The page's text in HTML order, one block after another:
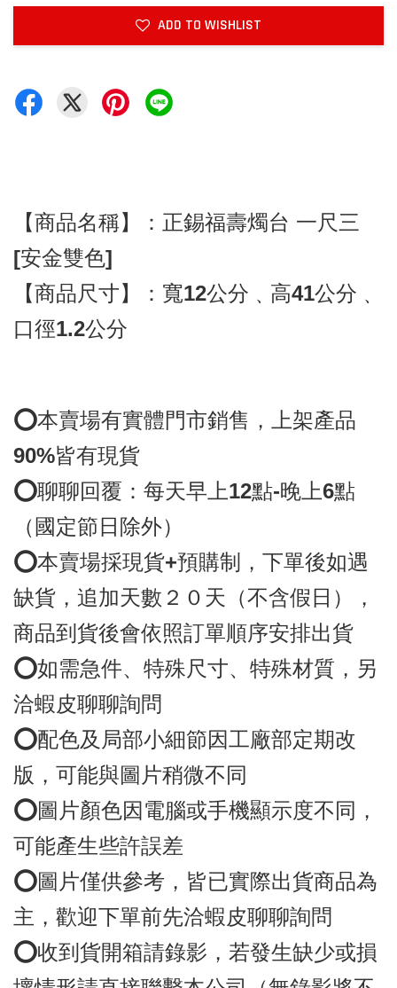
ADD TO WISHLIST
【商品名稱】：正錫福壽燭台 一尺三
[安金雙色]
【商品尺寸】：寬12公分﹑高41公分﹑
口徑1.2公分
⭕️本賣場有實體門市銷售，上架產品
90%皆有現貨
⭕️聊聊回覆：每天早上12點-晚上6點
（國定節日除外）
⭕️本賣場採現貨+預購制，下單後如遇
缺貨，追加天數２０天（不含假日），
商品到貨後會依照訂單順序安排出貨
⭕️如需急件、特殊尺寸、特殊材質，另
洽蝦皮聊聊詢問
⭕️配色及局部小細節因工廠部定期改
版，可能與圖片稍微不同
⭕️圖片顏色因電腦或手機顯示度不同，
可能產生些許誤差
⭕️圖片僅供參考，皆已實際出貨商品為
主，歡迎下單前先洽蝦皮聊聊詢問
⭕️收到貨開箱請錄影，若發生缺少或損